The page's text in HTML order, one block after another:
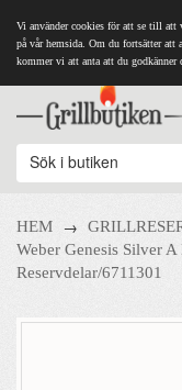
Vi använder cookies för att se till att
på vår hemsida. Om du fortsätter att
kommer vi att anta att du godkänner
HEM →
Weber Genesis Silver
Reservdelar/6711301